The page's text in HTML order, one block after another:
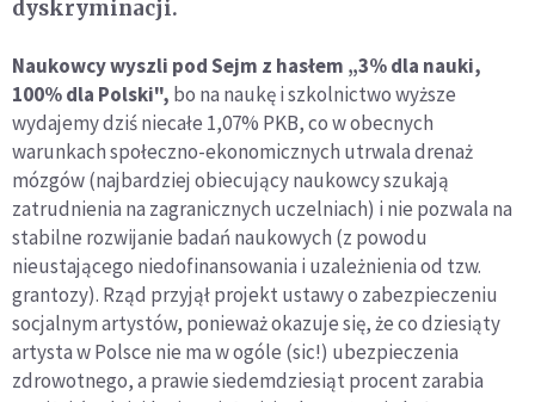
dyskryminacji.
Naukowcy wyszli pod Sejm z hasłem „3% dla nauki,
100% dla Polski", bo na naukę i szkolnictwo wyższe
wydajemy dziś niecałe 1,07% PKB, co w obecnych
warunkach społeczno-ekonomicznych utrwala drenaż
mózgów (najbardziej obiecujący naukowcy szukają
zatrudnienia na zagranicznych uczelniach) i nie pozwala na
stabilne rozwijanie badań naukowych (z powodu
nieustającego niedofinansowania i uzależnienia od tzw.
grantozy). Rząd przyjął projekt ustawy o zabezpieczeniu
socjalnym artystów, ponieważ okazuje się, że co dziesiąty
artysta w Polsce nie ma w ogóle (sic!) ubezpieczenia
zdrowotnego, a prawie siedemdziesiąt procent zarabia